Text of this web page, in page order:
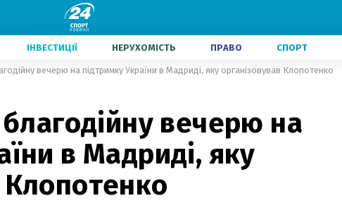
ІНВЕСТИЦІЇ НЕРУХОМІСТЬ ПРАВО СПОРТ
вечерю на підтримку України в Мадриді, яку організовував Клопотенко
благодійну вечерю на
в Мадриді, яку
Клопотенко